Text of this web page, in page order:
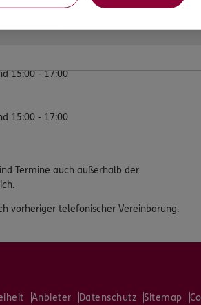
15:00 - 17:00
15:00 - 17:00
Termine auch außerhalb der
vorheriger telefonischer Vereinbarung.
Anbieter Datenschutz Sitemap